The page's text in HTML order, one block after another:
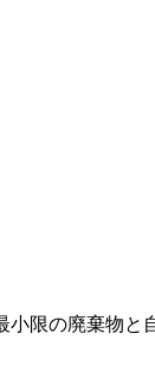
限の廃棄物と